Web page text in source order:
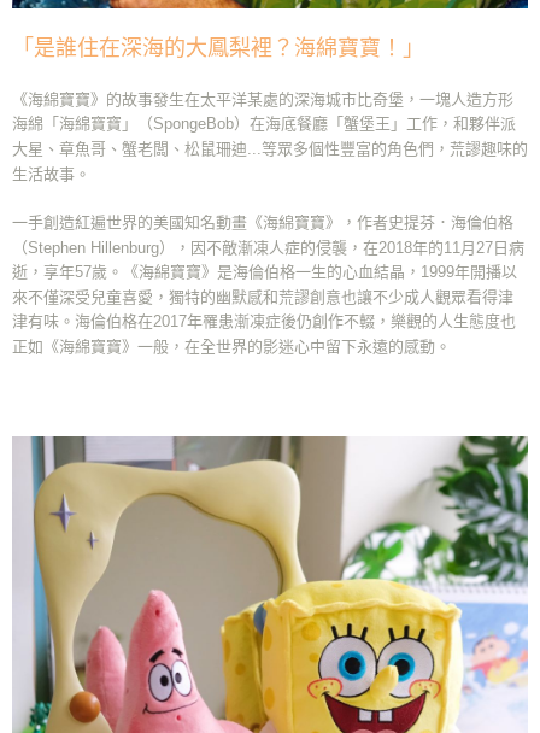
「是誰住在深海的大鳳梨裡？海綿寶寶！」
《海綿寶寶》的故事發生在太平洋某處的深海城市比奇堡，一塊人造方形
海綿「海綿寶寶」（SpongeBob）在海底餐廳「蟹堡王」工作，和夥伴派
大星、章魚哥、蟹老闆、松鼠珊迪...等眾多個性豐富的角色們，荒謬趣味的
生活故事。
一手創造紅遍世界的美國知名動畫《海綿寶寶》，作者史提芬．海倫伯格
（Stephen Hillenburg），因不敵漸凍人症的侵襲，在2018年的11月27日病
逝，享年57歲。《海綿寶寶》是海倫伯格一生的心血結晶，1999年開播以
來不僅深受兒童喜愛，獨特的幽默感和荒謬創意也讓不少成人觀眾看得津
津有味。海倫伯格在2017年罹患漸凍症後仍創作不輟，樂觀的人生態度也
正如《海綿寶寶》一般，在全世界的影迷心中留下永遠的感動。